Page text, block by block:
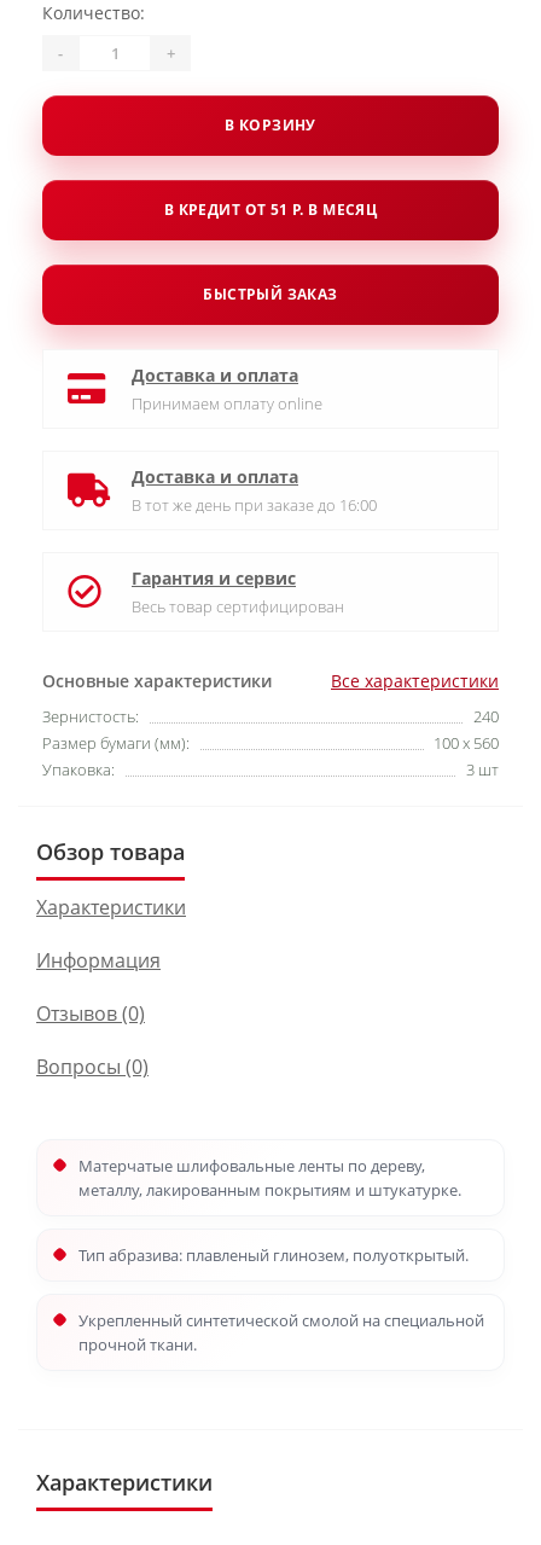
Основные характеристики Все характеристики
Зернистость:
240
Размер бумаги (мм):
100 x 560
Упаковка:
3 шт
Количество:
- +
В КОРЗИНУ
В КРЕДИТ ОТ 51 Р. В МЕСЯЦ
БЫСТРЫЙ ЗАКАЗ
Доставка и оплата
Принимаем оплату online
Доставка и оплата
В тот же день при заказе до 16:00
Гарантия и сервис
Весь товар сертифицирован
Обзор товара
Характеристики
Информация
Отзывов (0)
Вопросы (0)
Матерчатые шлифовальные ленты по дереву,
металлу, лакированным покрытиям и штукатурке.
Тип абразива: плавленый глинозем, полуоткрытый.
Укрепленный синтетической смолой на специальной
прочной ткани.
Характеристики